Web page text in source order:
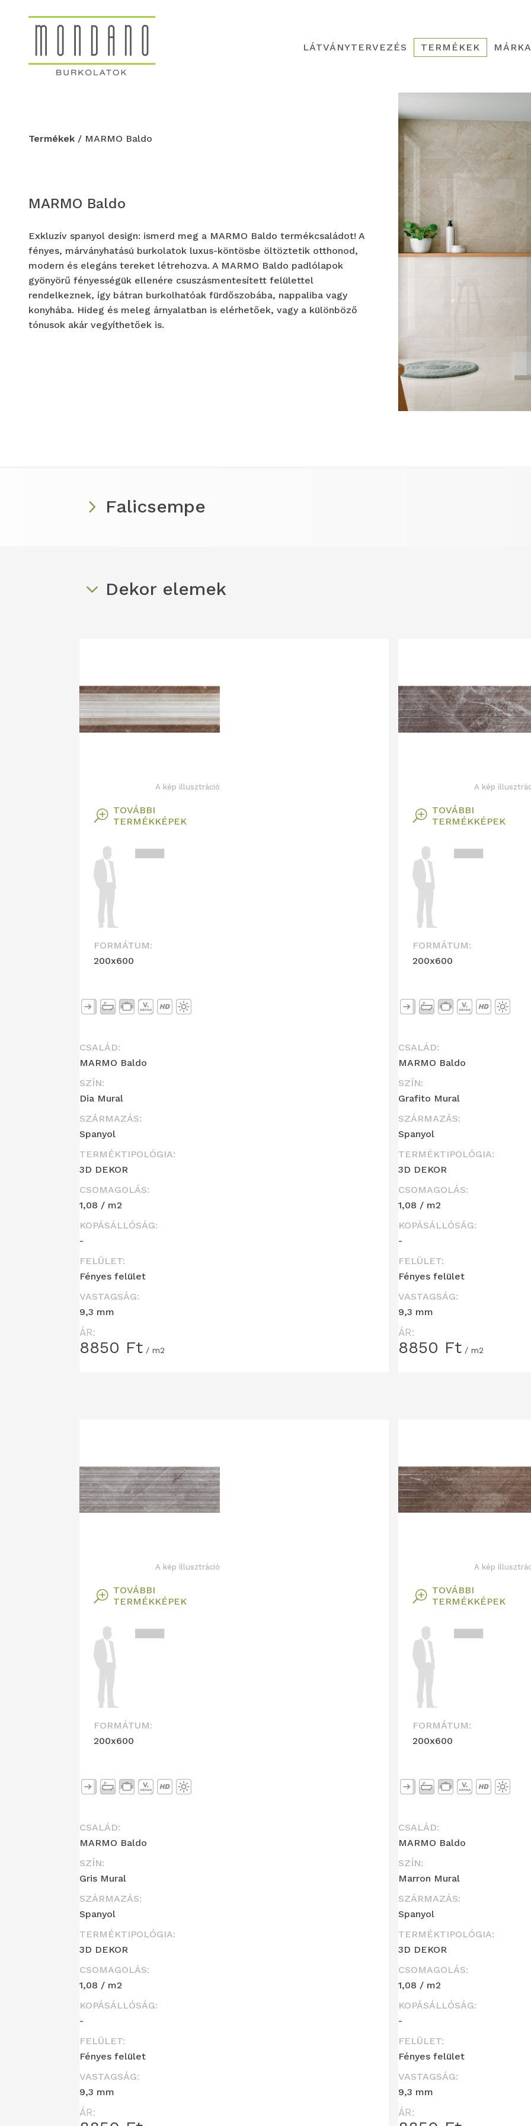
LÁTVÁNYTERVEZÉS TERMÉKEK
Termékek / MARMO Baldo
MARMO Baldo
Exkluzív spanyol design: ismerd meg a MARMO Baldo termékcsaládot! A
fényes, márványhatású burkolatok luxus-köntösbe öltöztetik otthonod,
modern és elegáns tereket létrehozva. A MARMO Baldo padlólapok
gyönyörű fényességük ellenére csuszásmentesített felülettel
rendelkeznek, így bátran burkolhatóak fürdőszobába, nappaliba vagy
konyhába. Hideg és meleg árnyalatban is elérhetőek, vagy a különböző
tónusok akár vegyíthetőek is.
Falicsempe
Dekor elemek
A kép illusztráció
T TOVÁBBI
TERMÉKKÉPEK
FORMÁTUM:
200x600
CSALÁD:
MARMO Baldo
SZÍN:
Dia Mural
SZÁRMAZÁS:
Spanyol
TERMÉKTIPOLÓGIA:
3D DEKOR
CSOMAGOLÁS:
1,08 / m2
KOPÁSÁLLÓSÁG:
-
FELÜLET:
Fényes felület
VASTAGSÁG:
9,3 mm
ÁR:
8850 Ft / m2
A kép
T TOVÁBBI
TERMÉKKÉPEK
FORMÁTUM:
200x600
CSALÁD:
MARMO Baldo
SZÍN:
Grafito Mural
SZÁRMAZÁS:
Spanyol
TERMÉKTIPOLÓGIA:
3D DEKOR
CSOMAGOLÁS:
1,08 / m2
KOPÁSÁLLÓSÁG:
-
FELÜLET:
Fényes felület
VASTAGSÁG:
9,3 mm
ÁR:
8850 Ft / m2
A kép illusztráció
T TOVÁBBI
TERMÉKKÉPEK
FORMÁTUM:
200x600
CSALÁD:
MARMO Baldo
SZÍN:
Gris Mural
SZÁRMAZÁS:
Spanyol
TERMÉKTIPOLÓGIA:
3D DEKOR
CSOMAGOLÁS:
1,08 / m2
KOPÁSÁLLÓSÁG:
-
FELÜLET:
Fényes felület
VASTAGSÁG:
9,3 mm
ÁR:
A kép
T TOVÁBBI
TERMÉKKÉPEK
FORMÁTUM:
200x600
CSALÁD:
MARMO Baldo
SZÍN:
Marron Mural
SZÁRMAZÁS:
Spanyol
TERMÉKTIPOLÓGIA:
3D DEKOR
CSOMAGOLÁS:
1,08 / m2
KOPÁSÁLLÓSÁG:
-
FELÜLET:
Fényes felület
VASTAGSÁG:
9,3 mm
ÁR: